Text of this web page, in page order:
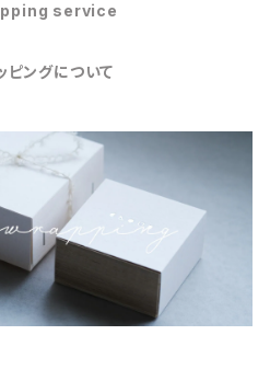
service
ピングについて